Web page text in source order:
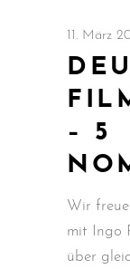
11. März
– 5
Wir
mit Ingo
über